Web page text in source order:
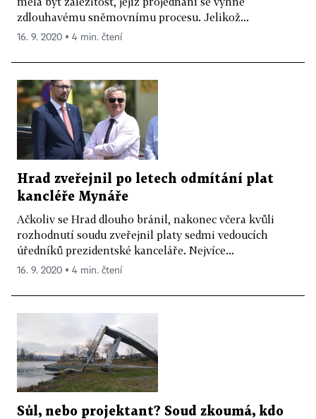
zdlouhavému sněmovnímu procesu. Jelikož...
16. 9. 2020 ▪ 4 min. čtení
Hrad zveřejnil po letech odmítání plat
kancléře Mynáře
Ačkoliv se Hrad dlouho bránil, nakonec včera kvůli
rozhodnutí soudu zveřejnil platy sedmi vedoucích
úředníků prezidentské kanceláře. Nejvíce...
16. 9. 2020 ▪ 4 min. čtení
Sůl, nebo projektant? Soud zkoumá, kdo